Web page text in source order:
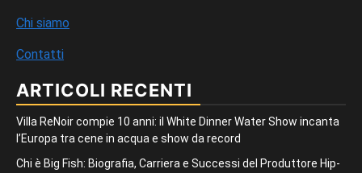
Chi siamo
Contatti
ARTICOLI RECENTI
Villa ReNoir compie 10 anni: il White Dinner Water Show incanta
l’Europa tra cene in acqua e show da record
Chi è Big Fish: Biografia, Carriera e Successi del Produttore Hip-